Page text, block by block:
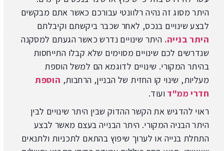
היתר מסוג זה נהיה רלוונטי עבורכם כאשר אתם מבקשים
לבצע שינויים בנכס, לאחר שכבר ביקשתם וקיבלתם
היתר בנייה. היתר שינויים נדרש כאשר הגעתם למסקנה
שנדרשים לכם שינויים מסוימים שלא קבלו התייחסות
בהיתר המקורי. שינויים לדוגמא הם למשל הוספת
מעליות, שינוי קו החזית של הבניין, הרחבות, הוספת
חדרי ממ"ד ועוד.
ראוי להדגיש את הקשר ההדוק שבין היתר שינויים לבין
היתר הבניה המקורי. היתר הבנייה בעצם מאשר לבצע
התחלת בנייה או לערוך שיפוץ בהתאם לתכניות ולתנאים